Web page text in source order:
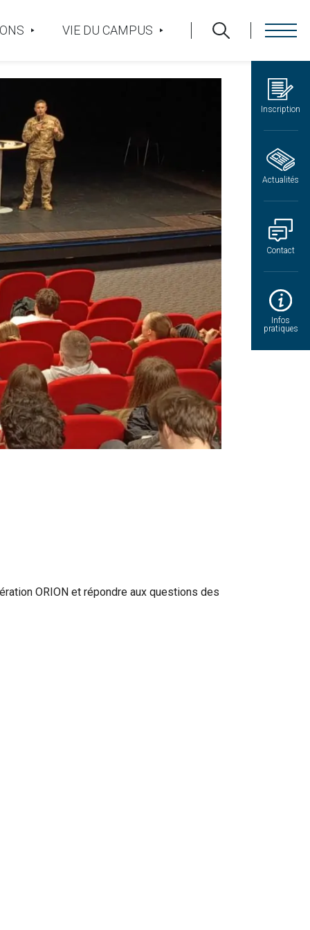
Inscription
Actualités
Contact
Infos
pratiques
VIE DU CAMPUS
ORION et répondre aux questions des